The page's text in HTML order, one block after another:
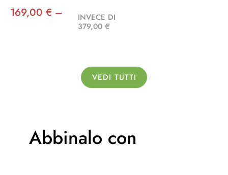
169,00 € –
INVECE DI
379,00 €
VEDI TUTTI
Abbinalo con